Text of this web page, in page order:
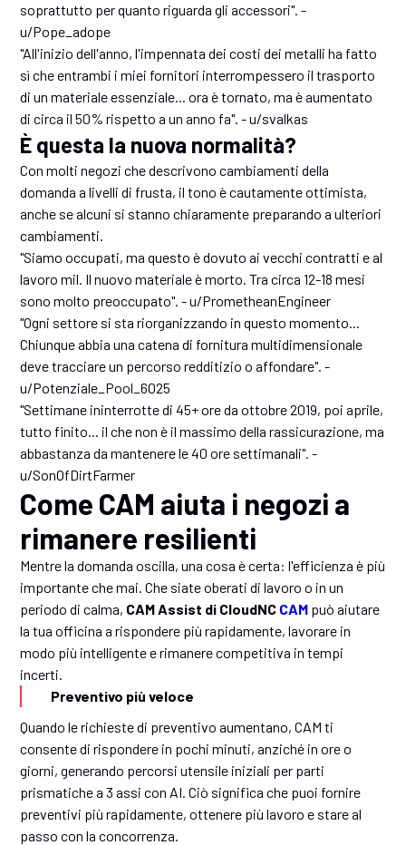
soprattutto per quanto riguarda gli accessori". -
u/Pope_adope
"All'inizio dell'anno, l'impennata dei costi dei metalli ha fatto
sì che entrambi i miei fornitori interrompessero il trasporto
di un materiale essenziale... ora è tornato, ma è aumentato
di circa il 50% rispetto a un anno fa". - u/svalkas
È questa la nuova normalità?
Con molti negozi che descrivono cambiamenti della
domanda a livelli di frusta, il tono è cautamente ottimista,
anche se alcuni si stanno chiaramente preparando a ulteriori
cambiamenti.
"Siamo occupati, ma questo è dovuto ai vecchi contratti e al
lavoro mil. Il nuovo materiale è morto. Tra circa 12-18 mesi
sono molto preoccupato". - u/PrometheanEngineer
"Ogni settore si sta riorganizzando in questo momento...
Chiunque abbia una catena di fornitura multidimensionale
deve tracciare un percorso redditizio o affondare". -
u/Potenziale_Pool_6025
"Settimane ininterrotte di 45+ ore da ottobre 2019, poi aprile,
tutto finito... il che non è il massimo della rassicurazione, ma
abbastanza da mantenere le 40 ore settimanali". -
u/SonOfDirtFarmer
Come CAM aiuta i negozi a
rimanere resilienti
Mentre la domanda oscilla, una cosa è certa: l'efficienza è più
importante che mai. Che siate oberati di lavoro o in un
periodo di calma, CAM Assist di CloudNC CAM può aiutare
la tua officina a rispondere più rapidamente, lavorare in
modo più intelligente e rimanere competitiva in tempi
incerti.
Preventivo più veloce
Quando le richieste di preventivo aumentano, CAM ti
consente di rispondere in pochi minuti, anziché in ore o
giorni, generando percorsi utensile iniziali per parti
prismatiche a 3 assi con AI. Ciò significa che puoi fornire
preventivi più rapidamente, ottenere più lavoro e stare al
passo con la concorrenza.